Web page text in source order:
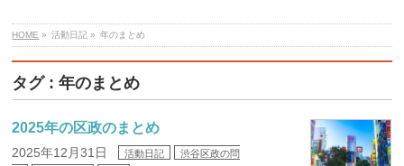
HOME » 活動日記 » 年のまとめ
タグ : 年のまとめ
2025年の区政のまとめ
2025年12月31日 活動日記
渋谷区政の問